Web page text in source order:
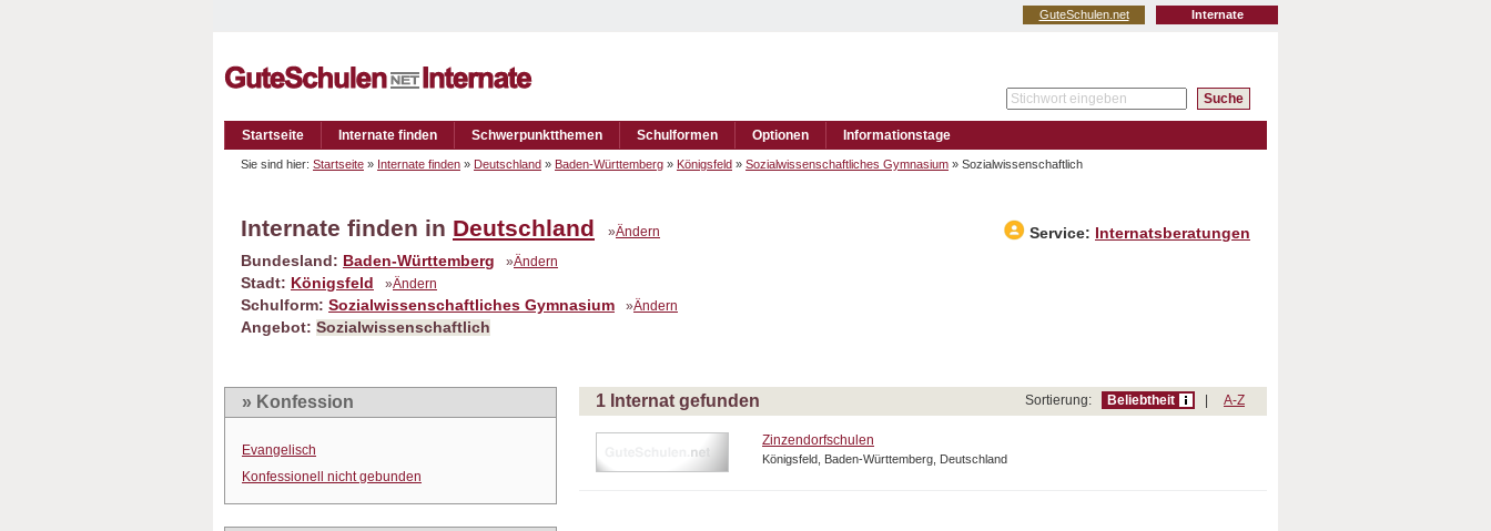
Internate
GuteSchulen.net
Startseite Internate finden Schwerpunktthemen Schulformen Optionen Informationstage
Sie sind hier: Startseite » Internate finden » Deutschland » Baden-Württemberg » Königsfeld » Sozialwissenschaftliches Gymnasium » Sozialwissenschaftlich
Internate finden in Deutschland »Ändern Service:
Internatsberatungen
Bundesland: Baden-Württemberg »Ändern
Stadt: Königsfeld »Ändern
Schulform: Sozialwissenschaftliches Gymnasium »Ändern
Angebot: Sozialwissenschaftlich
» Konfession
Evangelisch
Konfessionell nicht gebunden
1 Internat gefunden Sortierung: Beliebtheit A-Z
Zinzendorfschulen
Königsfeld, Baden-Württemberg, Deutschland